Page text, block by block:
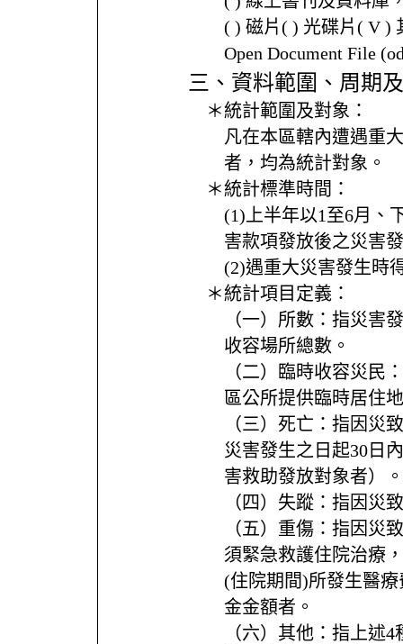
( ) 磁片( ) 光碟片( V )
Open Document File
三、資料範圍、周期
＊統計範圍及對象：
凡在本區轄內遭遇重
者，均為統計對象。
＊統計標準時間：
(1)上半年以1至6月、
害款項發放後之災害
(2)遇重大災害發生時
＊統計項目定義：
（一）所數：指災害
收容場所總數。
（二）臨時收容災民
區公所提供臨時居住
（三）死亡：指因災
災害發生之日起30日
害救助發放對象者）。
（四）失蹤：指因災
（五）重傷：指因災
須緊急救護住院治療
(住院期間)所發生醫
金金額者。
（六）其他：指上述